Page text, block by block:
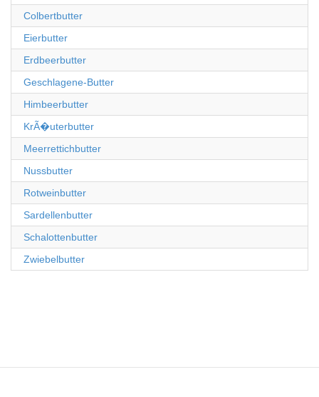
Colbertbutter
Eierbutter
Erdbeerbutter
Geschlagene-Butter
Himbeerbutter
KrÃ�uterbutter
Meerrettichbutter
Nussbutter
Rotweinbutter
Sardellenbutter
Schalottenbutter
Zwiebelbutter